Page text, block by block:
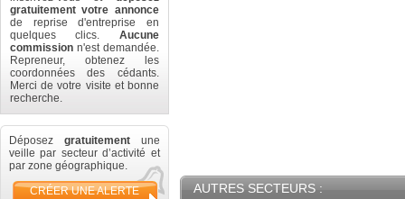
gratuitement votre annonce
de reprise d'entreprise en
quelques clics. Aucune
commission n'est demandée.
Repreneur, obtenez les
coordonnées des cédants.
Merci de votre visite et bonne
recherche.
Déposez gratuitement une
veille par secteur d’activité et
par zone géographique.
CRÉER UNE ALERTE
AUTRES SECTEURS :